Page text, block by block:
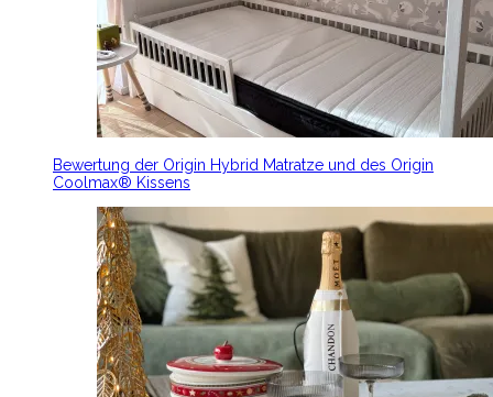
Bewertung der Origin Hybrid Matratze und des Origin
Coolmax® Kissens